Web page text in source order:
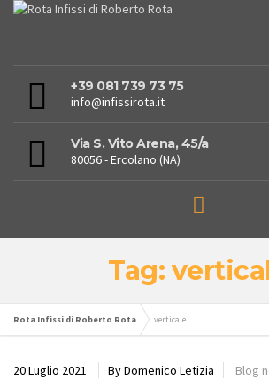
+39 081 739 73 75
info@infissirota.it
Via S. Vito Arena, 45/a
80056 - Ercolano (NA)
Tag:
Rota Infissi di Roberto Rota verticale
20 Luglio 2021 By Domenico Letizia
Blog